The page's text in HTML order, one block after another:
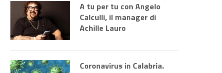
A tu per tu con Angelo
Calculli, il manager di
Achille Lauro
Coronavirus in Calabria.